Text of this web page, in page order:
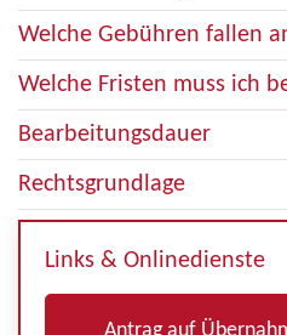
Welche Gebühren fallen
Welche Fristen muss ich
Bearbeitungsdauer
Rechtsgrundlage
Links & Onlinedienste